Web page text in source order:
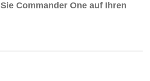
Sie Commander One auf Ihren